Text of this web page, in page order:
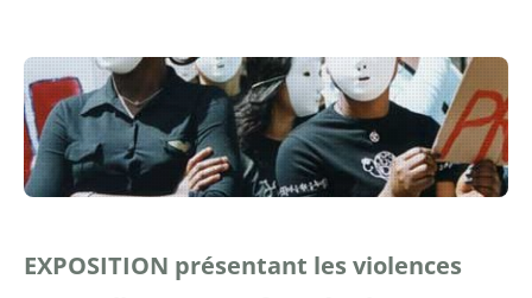
EXPOSITION présentant les violences